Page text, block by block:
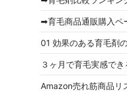
➡育毛商品通販購入ペ
01 効果のある育毛剤
３ヶ月で育毛実感で
Amazon売れ筋商品リ